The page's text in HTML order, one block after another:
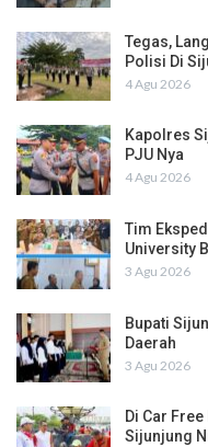
Tegas,
Polisi Di
4 Agu 2026
Kapolres
PJU Nya
4 Agu 2026
Tim
University
3 Agu 2026
Bupati
Daerah
3 Agu 2026
Di Car
Sijunjung